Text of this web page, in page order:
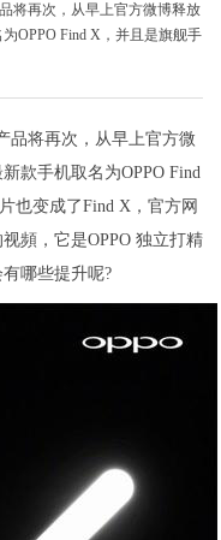
将再次，从早上官方微博释放
OPPO Find X，并且是旗舰手
品将再次，从早上官方微
款手机取名为OPPO Find
也变成了Find X，官方网
頻，它是OPPO 独立打精
哪些提升呢?